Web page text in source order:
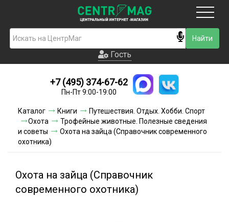
Гость
Новинки
Условия доставки
Условия оплаты
Акции и скидки
Гость
+7 (495) 374-67-62
Пн-Пт 9:00-19:00
Каталог Книги
Путешествия. Отдых. Хобби. Спорт
Охота
Трофейные животные. Полезные сведения
и советы
Охота на зайца (Справочник современного
охотника)
Охота на зайца (Справочник
современного охотника)